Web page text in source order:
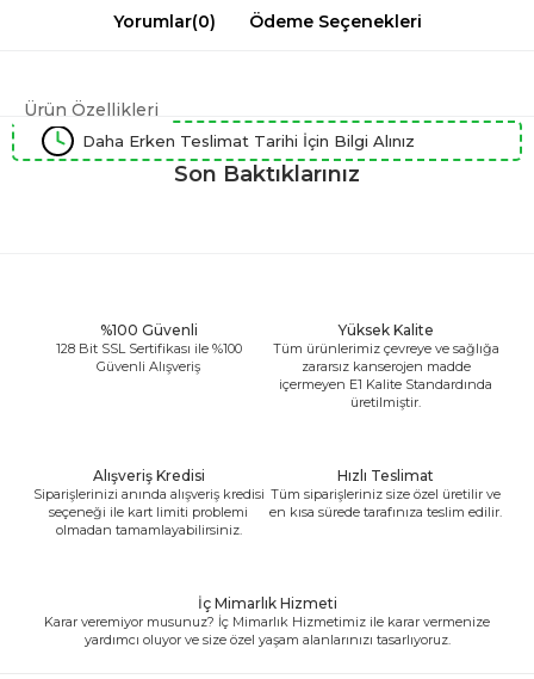
Yorumlar(0) Ödeme Seçenekleri
Ürün Özellikleri
Daha Erken Teslimat Tarihi İçin Bilgi Alınız
Son Baktıklarınız
%100 Güvenli
128 Bit SSL Sertifikası ile %100
Güvenli Alışveriş
Yüksek Kalite
Tüm ürünlerimiz çevreye ve sağlığa
zararsız kanserojen madde
içermeyen E1 Kalite Standardında
üretilmiştir.
Alışveriş Kredisi
Siparişlerinizi anında alışveriş kredisi
seçeneği ile kart limiti problemi
olmadan tamamlayabilirsiniz.
Hızlı Teslimat
Tüm siparişleriniz size özel üretilir ve
en kısa sürede tarafınıza teslim edilir.
İç Mimarlık Hizmeti
Karar veremiyor musunuz? İç Mimarlık Hizmetimiz ile karar vermenize
yardımcı oluyor ve size özel yaşam alanlarınızı tasarlıyoruz.